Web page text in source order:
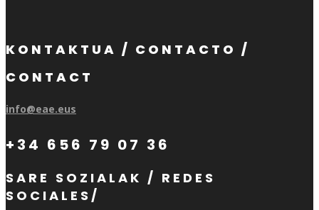
KONTAKTUA / CONTACTO /
CONTACT
info@eae.eus
+34 656 79 07 36
SARE SOZIALAK / REDES
SOCIALES/